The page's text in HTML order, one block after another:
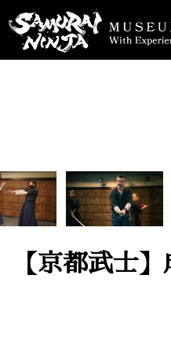
【京都武士